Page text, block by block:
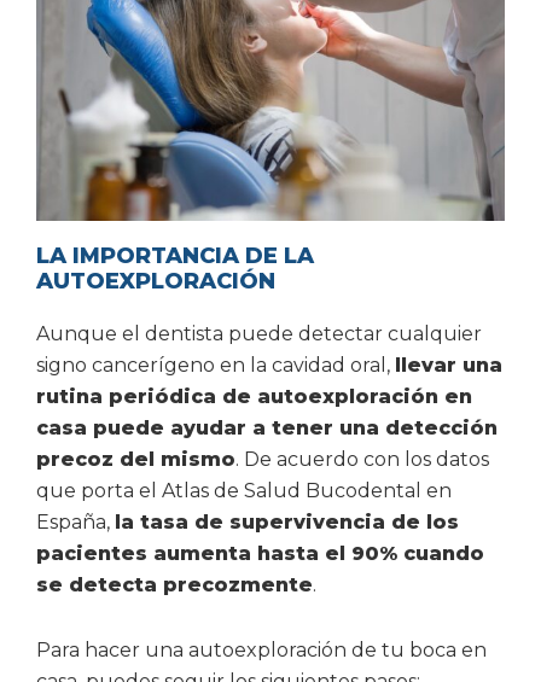
LA IMPORTANCIA DE LA
AUTOEXPLORACIÓN
Aunque el dentista puede detectar cualquier
signo cancerígeno en la cavidad oral, llevar una
rutina periódica de autoexploración en
casa puede ayudar a tener una detección
precoz del mismo. De acuerdo con los datos
que porta el Atlas de Salud Bucodental en
España, la tasa de supervivencia de los
pacientes aumenta hasta el 90% cuando
se detecta precozmente.
Para hacer una autoexploración de tu boca en